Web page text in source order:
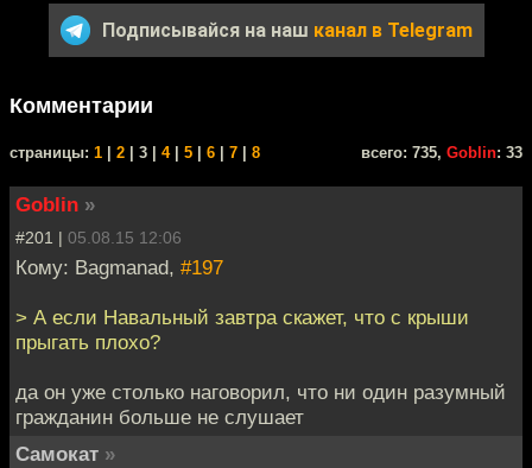
Подписывайся на наш канал в Telegram
Комментарии
cтраницы: 1 2 | 3 | 4| 5 6 7 8 всего: 735, Goblin: 33
Goblin »
#201 | 05.08.15 12:06
Кому: Bagmanad, #197
> А если Навальный завтра скажет, что с крыши
прыгать плохо?
да он уже столько наговорил, что ни один разумный
гражданин больше не слушает
Самокат »